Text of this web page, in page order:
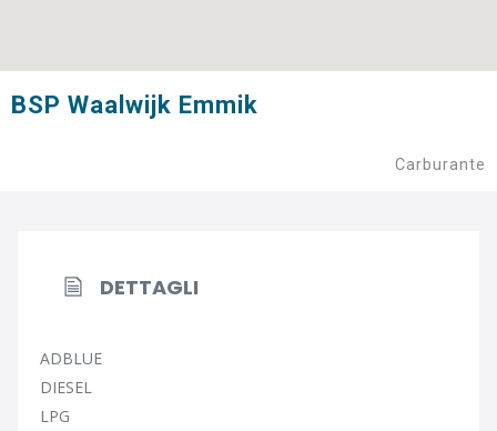
BSP Waalwijk Emmik
Carburante
DETTAGLI
ADBLUE
DIESEL
LPG